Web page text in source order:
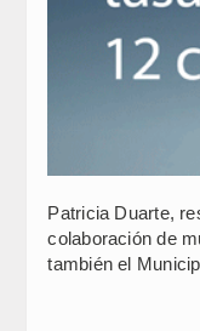
Patricia Duarte,
colaboración de
también el